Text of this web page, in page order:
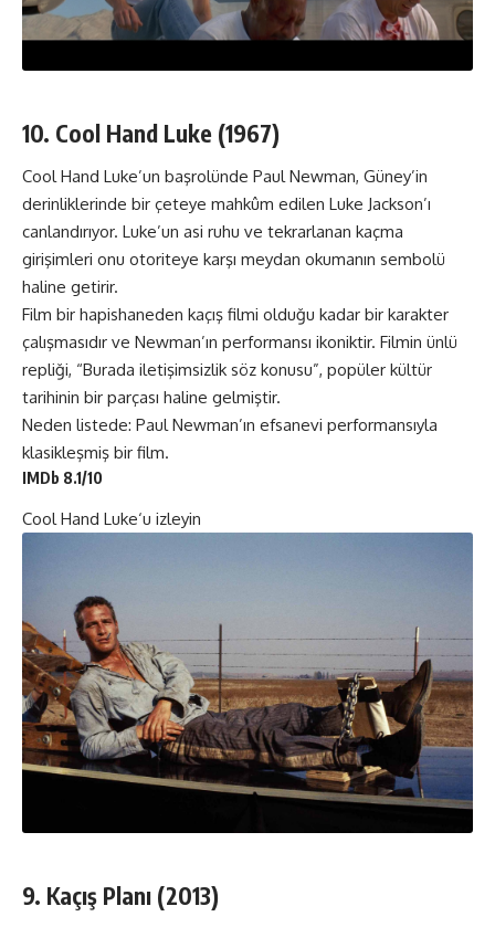
10. Cool Hand Luke (1967)
Cool Hand Luke’un başrolünde Paul Newman, Güney’in
derinliklerinde bir çeteye mahkûm edilen Luke Jackson’ı
canlandırıyor. Luke’un asi ruhu ve tekrarlanan kaçma
girişimleri onu otoriteye karşı meydan okumanın sembolü
haline getirir.
Film bir hapishaneden kaçış filmi olduğu kadar bir karakter
çalışmasıdır ve Newman’ın performansı ikoniktir. Filmin ünlü
repliği, “Burada iletişimsizlik söz konusu”, popüler kültür
tarihinin bir parçası haline gelmiştir.
Neden listede: Paul Newman’ın efsanevi performansıyla
klasikleşmiş bir film.
IMDb 8.1/10
Cool Hand Luke‘u izleyin
9. Kaçış Planı (2013)